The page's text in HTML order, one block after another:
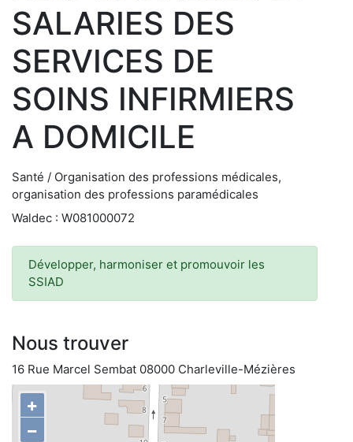
SALARIES DES
SERVICES DE
SOINS INFIRMIERS
A DOMICILE
Santé / Organisation des professions médicales,
organisation des professions paramédicales
Waldec : W081000072
Développer, harmoniser et promouvoir les
SSIAD
Nous trouver
16 Rue Marcel Sembat 08000 Charleville-Mézières
+
−